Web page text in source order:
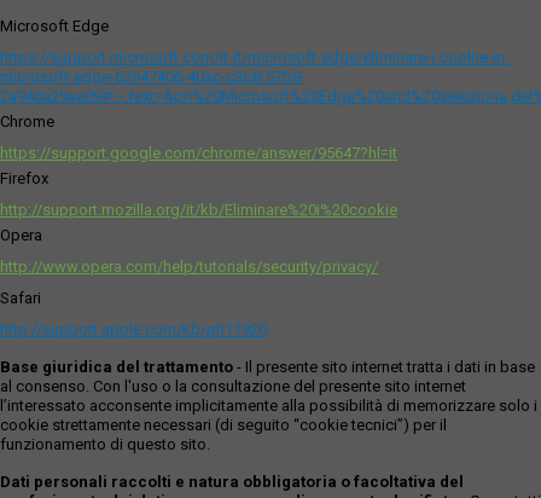
Microsoft Edge
https://support.microsoft.com/it-it/microsoft-edge/eliminare-i-cookie-in-
microsoft-edge-63947406-40ac-c3b8-57b9-
Chrome
https://support.google.com/chrome/answer/95647?hl=it
Firefox
http://support.mozilla.org/it/kb/Eliminare%20i%20cookie
Opera
http://www.opera.com/help/tutorials/security/privacy/
Safari
http://support.apple.com/kb/ph11920
Base giuridica del trattamento - Il presente sito internet tratta i dati in base
al consenso. Con l'uso o la consultazione del presente sito internet
l’interessato acconsente implicitamente alla possibilità di memorizzare solo i
cookie strettamente necessari (di seguito “cookie tecnici”) per il
funzionamento di questo sito.
Dati personali raccolti e natura obbligatoria o facoltativa del